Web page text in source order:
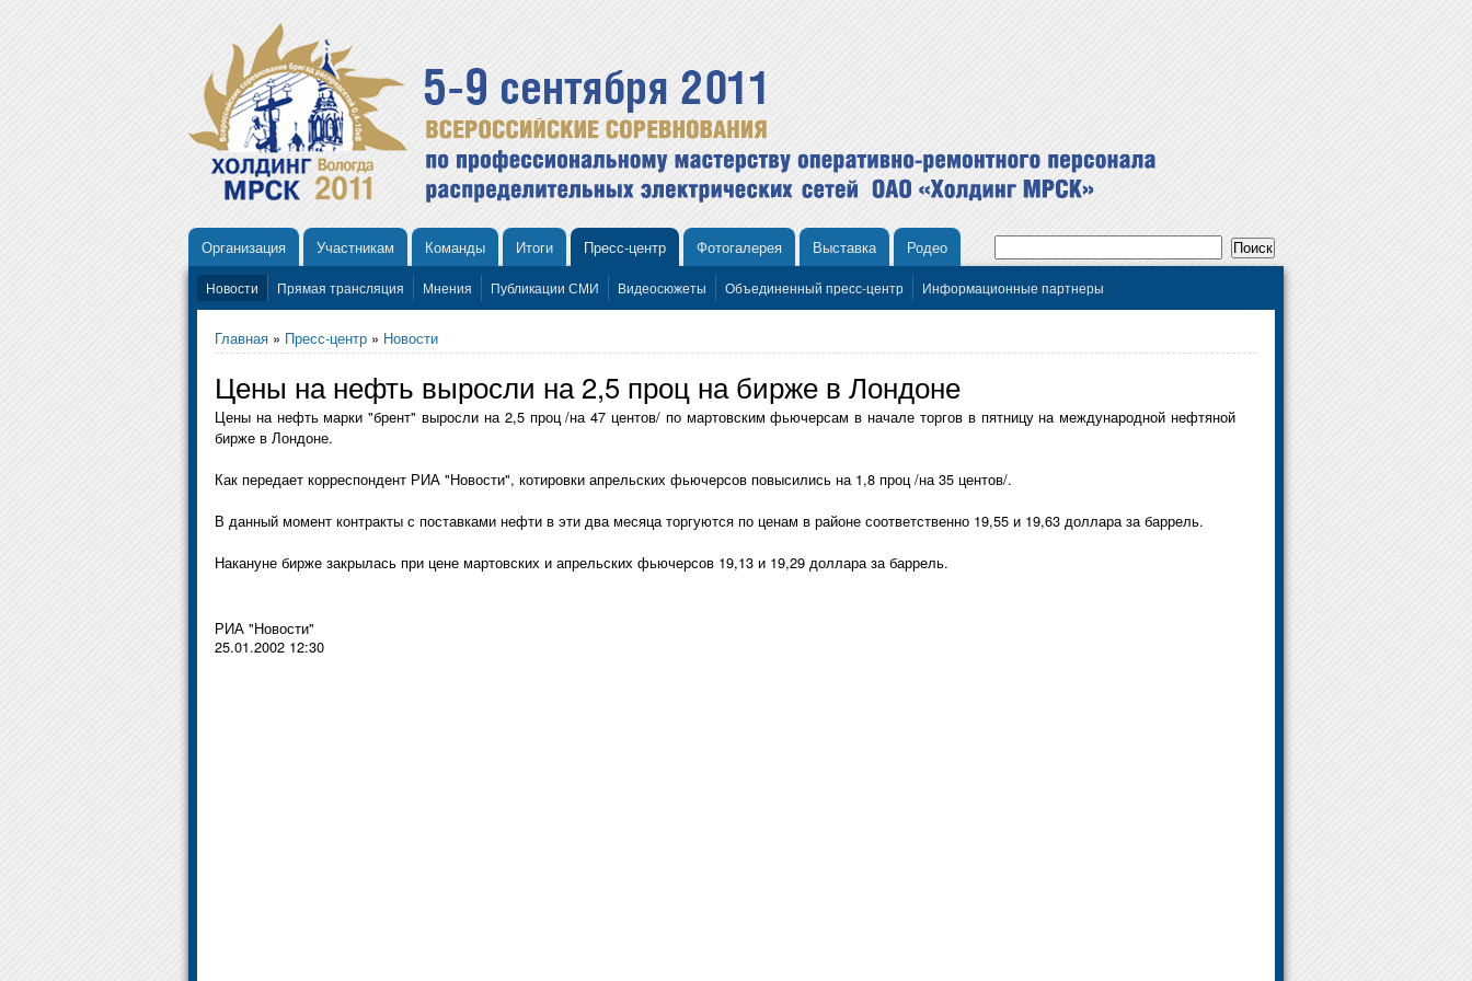
Организация Участникам Команды Итоги Пресс-центр Фотогалерея Выставка Родео
Новости Прямая трансляция Мнения Публикации СМИ Видеосюжеты Объединенный пресс-центр Информационные партнеры
Главная » Пресс-центр » Новости
Цены на нефть выросли на 2,5 проц на бирже в Лондоне
Цены на нефть марки "брент" выросли на 2,5 проц /на 47 центов/ по мартовским фьючерсам в начале торгов в пятницу на международной нефтяной
бирже в Лондоне.
Как передает корреспондент РИА "Новости", котировки апрельских фьючерсов повысились на 1,8 проц /на 35 центов/.
В данный момент контракты с поставками нефти в эти два месяца торгуются по ценам в районе соответственно 19,55 и 19,63 доллара за баррель.
Накануне бирже закрылась при цене мартовских и апрельских фьючерсов 19,13 и 19,29 доллара за баррель.
РИА "Новости"
25.01.2002 12:30